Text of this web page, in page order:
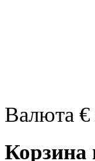
Валюта €
Корзина